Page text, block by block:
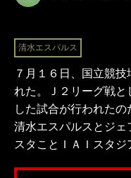
清水エスパルス
７月１６日、国立競
れた。Ｊ２リーグ戦と
した試合が行われた
清水エスパルスとジェ
スタことＩＡＩスタ